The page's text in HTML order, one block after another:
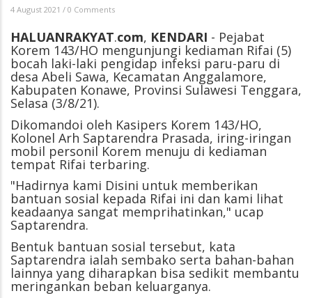
4 August 2021 / 0 Comments
HALUANRAKYAT.com, KENDARI - Pejabat
Korem 143/HO mengunjungi kediaman Rifai (5)
bocah laki-laki pengidap infeksi paru-paru di
desa Abeli Sawa, Kecamatan Anggalamore,
Kabupaten Konawe, Provinsi Sulawesi Tenggara,
Selasa (3/8/21).
Dikomandoi oleh Kasipers Korem 143/HO,
Kolonel Arh Saptarendra Prasada, iring-iringan
mobil personil Korem menuju di kediaman
tempat Rifai terbaring.
"Hadirnya kami Disini untuk memberikan
bantuan sosial kepada Rifai ini dan kami lihat
keadaanya sangat memprihatinkan," ucap
Saptarendra.
Bentuk bantuan sosial tersebut, kata
Saptarendra ialah sembako serta bahan-bahan
lainnya yang diharapkan bisa sedikit membantu
meringankan beban keluarganya.